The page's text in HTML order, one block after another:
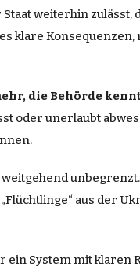
weiterhin zulässt,
klare Konsequenzen,
die Behörde
oder unerlaubt
aus der
ein System mit klaren